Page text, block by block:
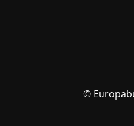
©